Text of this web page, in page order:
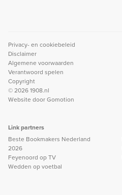
Privacy- en cookiebeleid
Disclaimer
Algemene voorwaarden
Verantwoord spelen
Copyright
© 2026 1908.nl
Website doorGomotion
Link partners
Beste Bookmakers Nederland
2026
Feyenoord op TV
Wedden op voetbal